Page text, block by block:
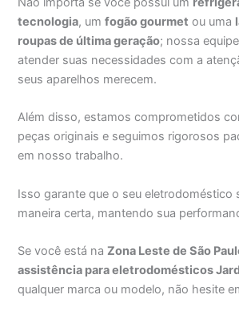
tecnologia, umfogão gourmet ou uma
roupas de última geração; nossa
atender suas necessidades com a
seus aparelhos merecem.
Além disso, estamos comprometidos
peças originais e seguimos rigorosos
em nosso trabalho.
Isso garante que o seu eletrodoméstico
maneira certa, mantendo sua
Se você está naZona Leste de São
assistência para eletrodomésticos
qualquer marca ou modelo, não hesite